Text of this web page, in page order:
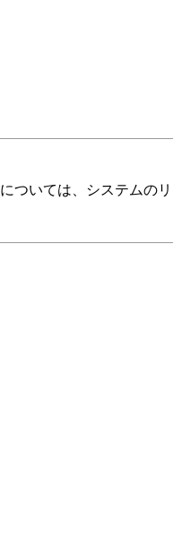
ついては、システムの